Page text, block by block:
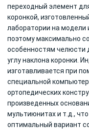
переходный элемент
коронкой,
лаборатории на модели
поэтому максимально
особенностям челюсти
углу наклона коронки.
изготавливается при
специальной
ортопедических
произведенных
мультиюнитах и т.д.,
оптимальный вариант